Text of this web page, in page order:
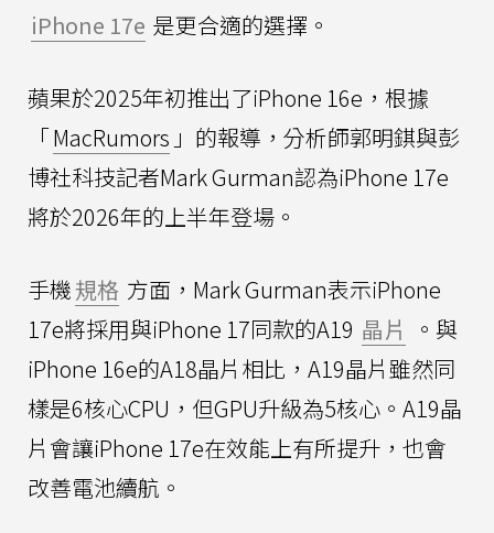
iPhone 17e 是更合適的選擇。
蘋果於2025年初推出了iPhone 16e，根據
「MacRumors 」的報導，分析師郭明錤與彭
博社科技記者Mark Gurman認為iPhone 17e
將於2026年的上半年登場。
手機規格 方面，Mark Gurman表示iPhone
17e將採用與iPhone 17同款的A19 晶片
。與
iPhone 16e的A18晶片相比，A19晶片雖然同
樣是6核心CPU，但GPU升級為5核心。A19晶
片會讓iPhone 17e在效能上有所提升，也會
改善電池續航。